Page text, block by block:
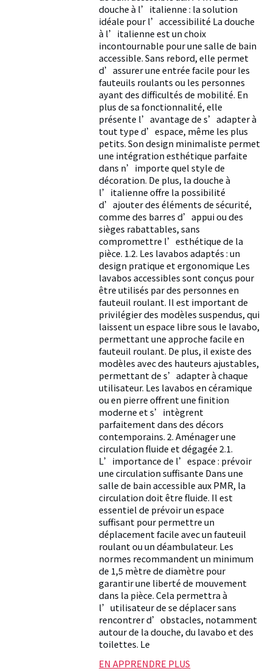
douche à l’italienne : la solution
idéale pour l’accessibilité La douche
à l’italienne est un choix
incontournable pour une salle de bain
accessible. Sans rebord, elle permet
d’assurer une entrée facile pour les
fauteuils roulants ou les personnes
ayant des difficultés de mobilité. En
plus de sa fonctionnalité, elle
présente l’avantage de s’adapter à
tout type d’espace, même les plus
petits. Son design minimaliste permet
une intégration esthétique parfaite
dans n’importe quel style de
décoration. De plus, la douche à
l’italienne offre la possibilité
d’ajouter des éléments de sécurité,
comme des barres d’appui ou des
sièges rabattables, sans
compromettre l’esthétique de la
pièce. 1.2. Les lavabos adaptés : un
design pratique et ergonomique Les
lavabos accessibles sont conçus pour
être utilisés par des personnes en
fauteuil roulant. Il est important de
privilégier des modèles suspendus, qui
laissent un espace libre sous le lavabo,
permettant une approche facile en
fauteuil roulant. De plus, il existe des
modèles avec des hauteurs ajustables,
permettant de s’adapter à chaque
utilisateur. Les lavabos en céramique
ou en pierre offrent une finition
moderne et s’intègrent
parfaitement dans des décors
contemporains. 2. Aménager une
circulation fluide et dégagée 2.1.
L’importance de l’espace : prévoir
une circulation suffisante Dans une
salle de bain accessible aux PMR, la
circulation doit être fluide. Il est
essentiel de prévoir un espace
suffisant pour permettre un
déplacement facile avec un fauteuil
roulant ou un déambulateur. Les
normes recommandent un minimum
de 1,5 mètre de diamètre pour
garantir une liberté de mouvement
dans la pièce. Cela permettra à
l’utilisateur de se déplacer sans
rencontrer d’obstacles, notamment
autour de la douche, du lavabo et des
toilettes. Le
EN APPRENDRE PLUS